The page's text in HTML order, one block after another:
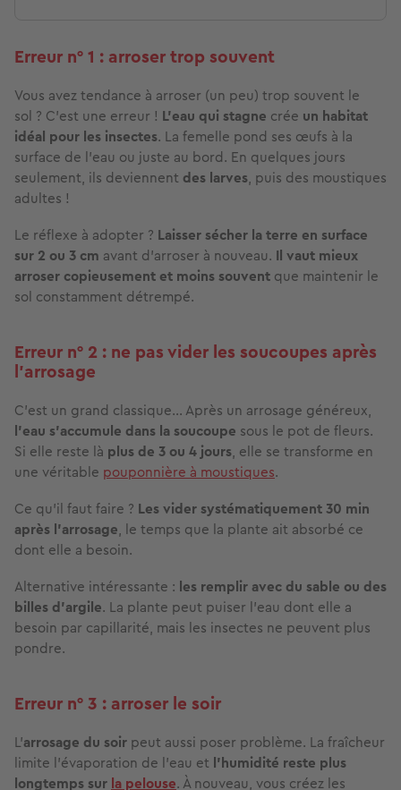
Erreur n° 1 : arroser trop souvent
Vous avez tendance à arroser (un peu) trop souvent le
sol ? C’est une erreur ! L’eau qui stagne crée un habitat
idéal pour les insectes. La femelle pond ses œufs à la
surface de l’eau ou juste au bord. En quelques jours
seulement, ils deviennent des larves, puis des moustiques
adultes !
Le réflexe à adopter ? Laisser sécher la terre en surface
sur 2 ou 3 cm avant d'arroser à nouveau. Il vaut mieux
arroser copieusement et moins souvent que maintenir le
sol constamment détrempé.
Erreur n° 2 : ne pas vider les soucoupes après
l’arrosage
C'est un grand classique… Après un arrosage généreux,
l'eau s'accumule dans la soucoupe sous le pot de fleurs.
Si elle reste là plus de 3 ou 4 jours, elle se transforme en
une véritable pouponnière à moustiques.
Ce qu’il faut faire ? Les vider systématiquement 30 min
après l'arrosage, le temps que la plante ait absorbé ce
dont elle a besoin.
Alternative intéressante : les remplir avec du sable ou des
billes d'argile. La plante peut puiser l’eau dont elle a
besoin par capillarité, mais les insectes ne peuvent plus
pondre.
Erreur n° 3 : arroser le soir
L’arrosage du soir peut aussi poser problème. La fraîcheur
limite l’évaporation de l’eau et l’humidité reste plus
longtemps sur la pelouse. À nouveau, vous créez les